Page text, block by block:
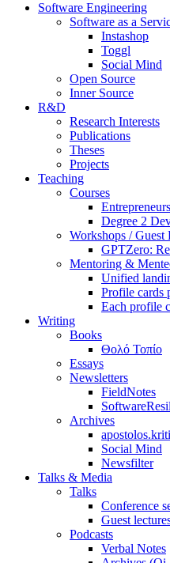
Software Engineering
Software as a
Instashop
Toggl
Social Mind
Open Source
Inner Source
R&D
Research Interests
Publications
Theses
Projects
Teaching
Courses
Degree 2
Workshops / Guest
GPTZero:
Mentoring &
Unified
Profile cards
Each profile
Writing
Books
Θολό Τοπίο
Essays
Newsletters
FieldNotes
Archives
Social Mind
Newsfilter
Talks & Media
Talks
Conference
Guest
Podcasts
Verbal Notes